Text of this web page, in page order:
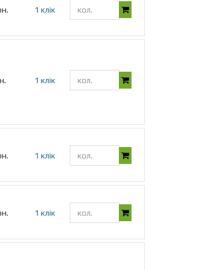
1 клік
1 клік
1 клік
1 клік